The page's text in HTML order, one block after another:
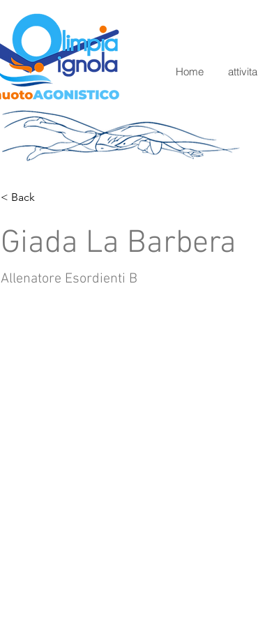
Home attivita
< Back
Giada La Barbera
Allenatore Esordienti B